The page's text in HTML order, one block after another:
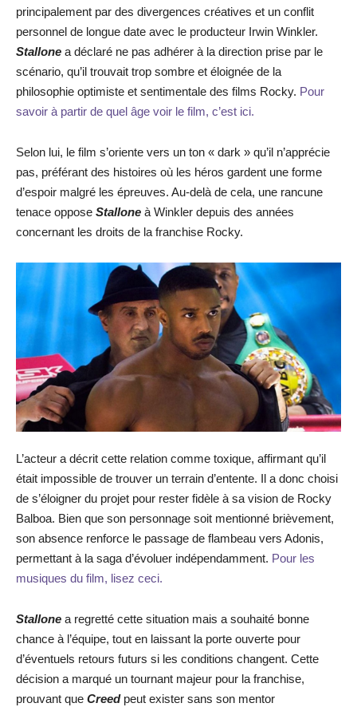
principalement par des divergences créatives et un conflit
personnel de longue date avec le producteur Irwin Winkler.
Stallone a déclaré ne pas adhérer à la direction prise par le
scénario, qu’il trouvait trop sombre et éloignée de la
philosophie optimiste et sentimentale des films Rocky. Pour
savoir à partir de quel âge voir le film, c’est ici.
Selon lui, le film s’oriente vers un ton « dark » qu’il n’apprécie
pas, préférant des histoires où les héros gardent une forme
d’espoir malgré les épreuves. Au-delà de cela, une rancune
tenace oppose Stallone à Winkler depuis des années
concernant les droits de la franchise Rocky.
L’acteur a décrit cette relation comme toxique, affirmant qu’il
était impossible de trouver un terrain d’entente. Il a donc choisi
de s’éloigner du projet pour rester fidèle à sa vision de Rocky
Balboa. Bien que son personnage soit mentionné brièvement,
son absence renforce le passage de flambeau vers Adonis,
permettant à la saga d’évoluer indépendamment. Pour les
musiques du film, lisez ceci.
Stallone a regretté cette situation mais a souhaité bonne
chance à l’équipe, tout en laissant la porte ouverte pour
d’éventuels retours futurs si les conditions changent. Cette
décision a marqué un tournant majeur pour la franchise,
prouvant que Creed peut exister sans son mentor